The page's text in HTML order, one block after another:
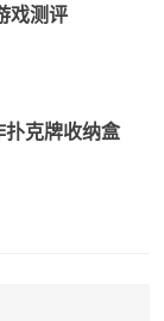
戏测评
扑克牌收纳盒